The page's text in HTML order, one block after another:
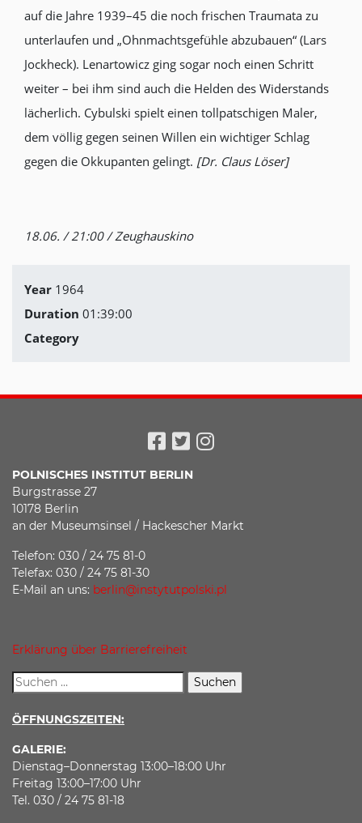
auf die Jahre 1939–45 die noch frischen Traumata zu
unterlaufen und „Ohnmachtsgefühle abzubauen“ (Lars
Jockheck). Lenartowicz ging sogar noch einen Schritt
weiter – bei ihm sind auch die Helden des Widerstands
lächerlich. Cybulski spielt einen tollpatschigen Maler,
dem völlig gegen seinen Willen ein wichtiger Schlag
gegen die Okkupanten gelingt. [Dr. Claus Löser]
18.06. / 21:00 / Zeughauskino
Year 1964
Duration 01:39:00
Category
Facebook
Twitter
POLNISCHES INSTITUT BERLIN
Burgstrasse 27
10178 Berlin
an der Museumsinsel / Hackescher Markt
Telefon: 030 / 24 75 81-0
Telefax: 030 / 24 75 81-30
E-Mail an uns: berlin@instytutpolski.pl
Erklärung über Barrierefreiheit
ÖFFNUNGSZEITEN:
GALERIE:
Dienstag–Donnerstag 13:00–18:00 Uhr
Freitag 13:00–17:00 Uhr
Tel. 030 / 24 75 81-18